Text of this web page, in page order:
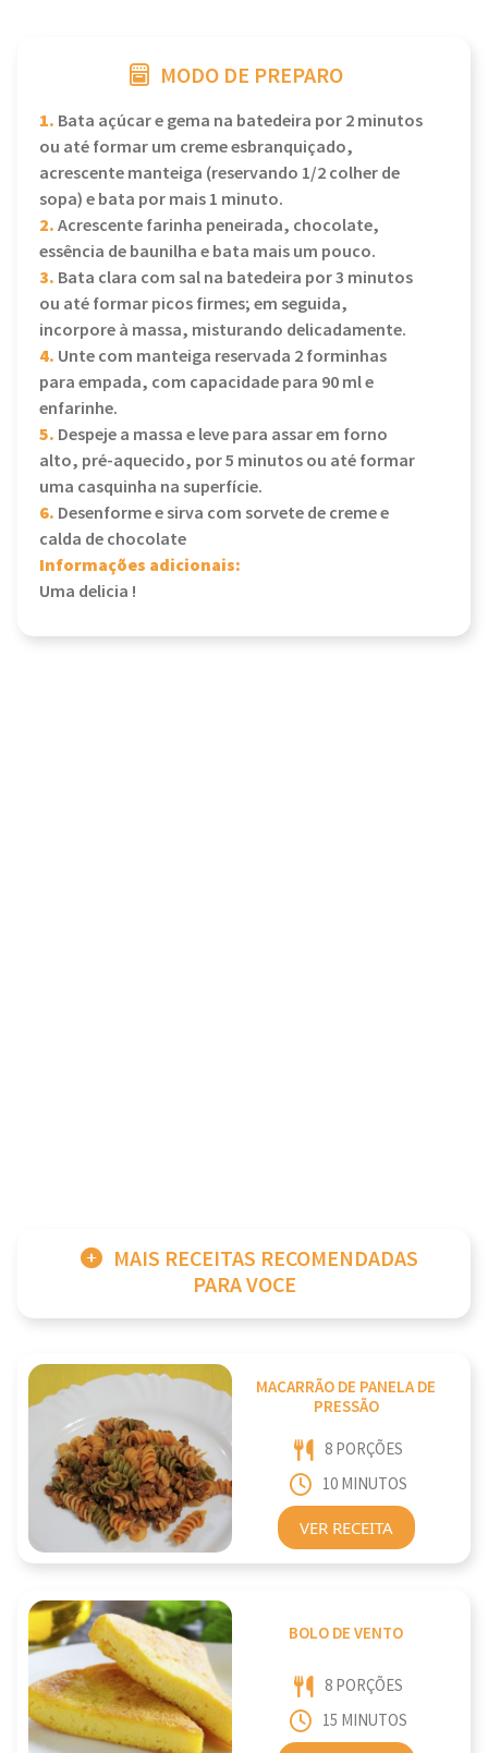
MODO DE PREPARO
1. Bata açúcar e gema na batedeira por 2 minutos
ou até formar um creme esbranquiçado,
acrescente manteiga (reservando 1/2 colher de
sopa) e bata por mais 1 minuto.
2.Acrescente farinha peneirada, chocolate,
essência de baunilha e bata mais um pouco.
3. Bata clara com sal na batedeira por 3 minutos
ou até formar picos firmes; em seguida,
incorpore à massa, misturando delicadamente.
4. Unte com manteiga reservada 2 forminhas
para empada, com capacidade para 90 ml e
enfarinhe.
5. Despeje a massa e leve para assar em forno
alto, pré-aquecido, por 5 minutos ou até formar
uma casquinha na superfície.
6. Desenforme e sirva com sorvete de creme e
calda de chocolate
Informações adicionais:
Uma delicia !
MAIS RECEITAS RECOMENDADAS
PARA VOCE
MACARRÃO DE PANELA DE
PRESSÃO
8 PORÇÕES
10 MINUTOS
VER RECEITA
BOLO DE VENTO
8 PORÇÕES
15 MINUTOS